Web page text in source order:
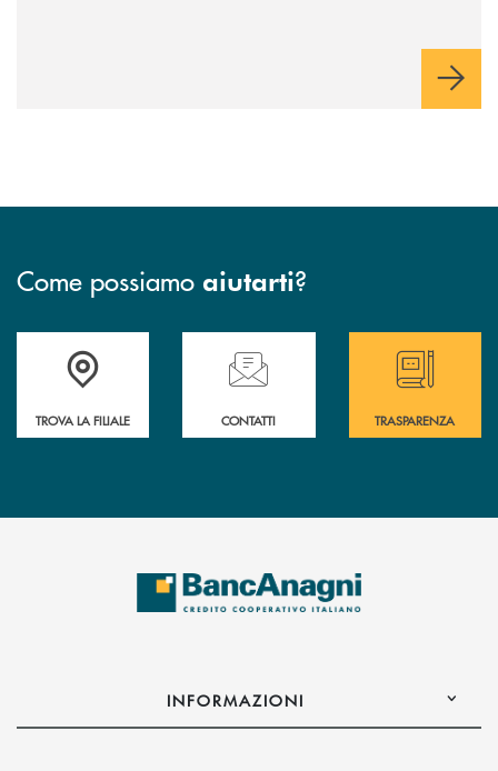
Come possiamo aiutarti?
Accedi all' elenco completo delle filiali
TROVA LA FILIALE
Hai bisogno di assistenza immediata ?
CONTATTI
Hai bisogno di
TRASPARENZA
INFORMAZIONI